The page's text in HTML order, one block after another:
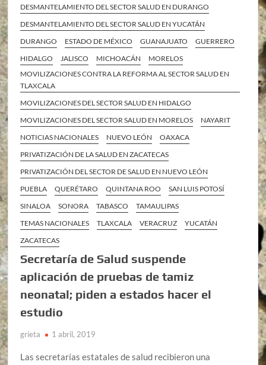
DESMANTELAMIENTO DEL SECTOR SALUD EN DURANGO
DESMANTELAMIENTO DEL SECTOR SALUD EN YUCATÁN
DURANGO
ESTADO DE MÉXICO GUANAJUATO
GUERRERO
HIDALGO
JALISCO MICHOACÁN
MORELOS
MOVILIZACIONES CONTRA LA REFORMA AL SECTOR SALUD EN
TLAXCALA
MOVILIZACIONES DEL SECTOR SALUD EN HIDALGO
MOVILIZACIONES DEL SECTOR SALUD EN MORELOS
NAYARIT
NOTICIAS NACIONALES
NUEVO LEÓN
OAXACA
PRIVATIZACIÓN DE LA SALUD EN ZACATECAS
PRIVATIZACIÓN DEL SECTOR DE SALUD EN NUEVO LEÓN
PUEBLA
QUERÉTARO QUINTANA ROO
SAN LUIS POTOSÍ
SINALOA
SONORA TABASCO
TAMAULIPAS
TEMAS NACIONALES
TLAXCALA VERACRUZ
YUCATÁN
ZACATECAS
Secretaría de Salud suspende
aplicación de pruebas de tamiz
neonatal; piden a estados hacer el
estudio
grieta 1 abril, 2019
Las secretarías estatales de salud recibieron una